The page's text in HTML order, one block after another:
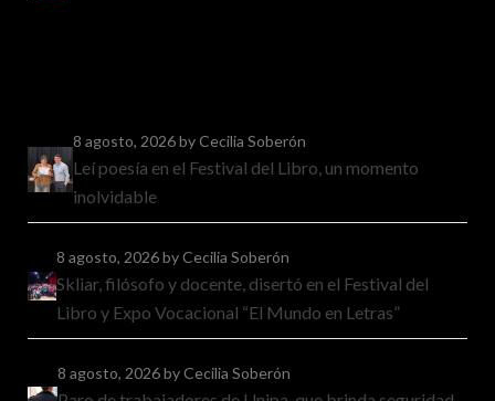
8 agosto, 2026by Cecilia Soberón
Leí poesía en el Festival del Libro, un momento
inolvidable
8 agosto, 2026by Cecilia Soberón
Skliar, filósofo y docente, disertó en el Festival del
Libro y Expo Vocacional “El Mundo en Letras”
8 agosto, 2026by Cecilia Soberón